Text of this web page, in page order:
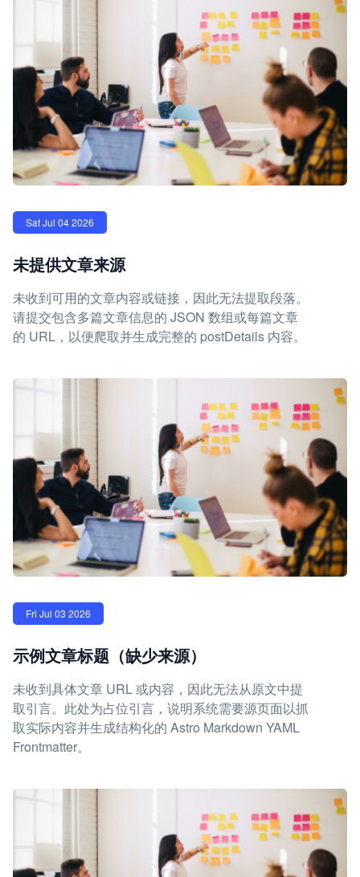
Sat Jul 04 2026
未提供文章来源
未收到可用的文章内容或链接，因此无法提取段落。
请提交包含多篇文章信息的 JSON 数组或每篇文章
的 URL，以便爬取并生成完整的 postDetails 内容。
Fri Jul 03 2026
示例文章标题（缺少来源）
未收到具体文章 URL 或内容，因此无法从原文中提
取引言。此处为占位引言，说明系统需要源页面以抓
取实际内容并生成结构化的 Astro Markdown YAML
Frontmatter。